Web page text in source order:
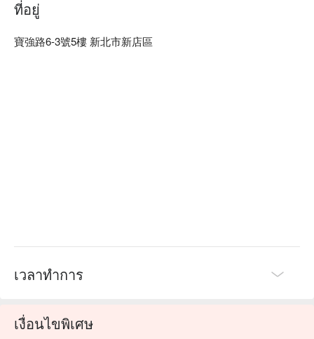
能。如有需求，您可以透過Line/What'sAPP/Wechat/Kakao
talk…等通訊軟體撥打通話，或是透過Skype撥打網路電話。
A. 請開啟飛航模式2~5分鐘後，再重新開啟行動數據。並確認
同時連網，導致基地台反應較慢，可離開機場後在測試看看。
ออกเฉียงใต้, ยุโรป
4G/5G ความเร็วสูงและเสถียร
ที่อยู่
寶強路6-3號5樓 新北市新店區
เวลาทำการ
เงื่อนไขพิเศษ